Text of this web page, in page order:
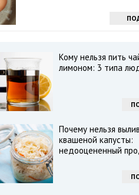
Кому нельзя пить
лимоном: 3 типа
Почему нельзя
квашеной капусты:
недооцененный